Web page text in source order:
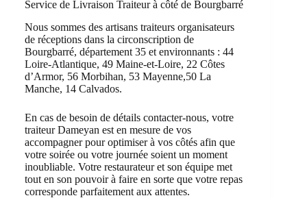
Service de Livraison Traiteur à côté de Bourgbarré
Nous sommes des artisans traiteurs organisateurs
de réceptions dans la circonscription de
Bourgbarré, département 35 et environnants : 44
Loire-Atlantique, 49 Maine-et-Loire, 22 Côtes
d’Armor, 56 Morbihan, 53 Mayenne,50 La
Manche, 14 Calvados.
En cas de besoin de détails contacter-nous, votre
traiteur Dameyan est en mesure de vos
accompagner pour optimiser à vos côtés afin que
votre soirée ou votre journée soient un moment
inoubliable. Votre restaurateur et son équipe met
tout en son pouvoir à faire en sorte que votre repas
corresponde parfaitement aux attentes.